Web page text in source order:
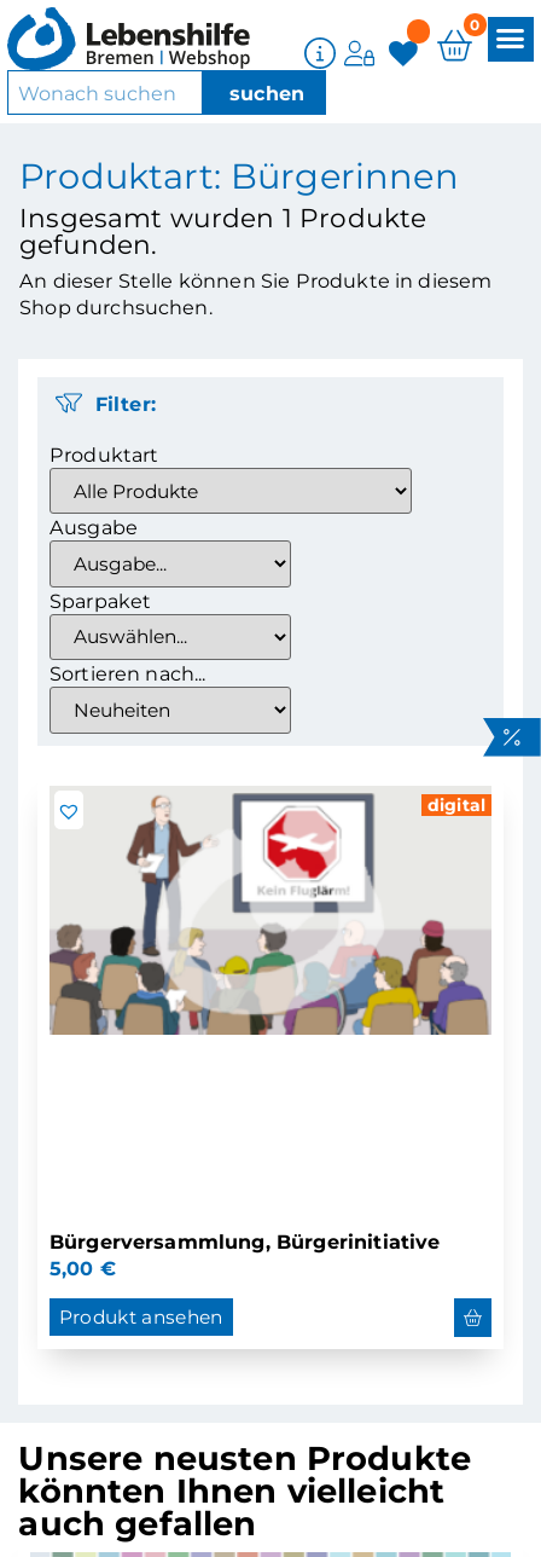
0
Produktart: Bürgerinnen
Insgesamt wurden 1 Produkte
gefunden.
An dieser Stelle können Sie Produkte in diesem
Shop durchsuchen.
Filter:
Produktart
Ausgabe
Sparpaket
Sortieren nach...
digital
Bürgerversammlung, Bürgerinitiative
5,00 €
Produkt ansehen
Unsere neusten Produkte
könnten Ihnen vielleicht
auch gefallen